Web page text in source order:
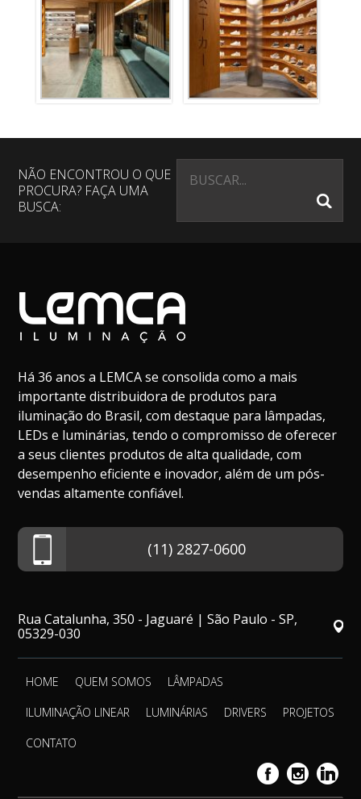
NÃO ENCONTROU O QUE
PROCURA? FAÇA UMA
BUSCA:
Há 36 anos a LEMCA se consolida como a mais
importante distribuidora de produtos para
iluminação do Brasil, com destaque para lâmpadas,
LEDs e luminárias, tendo o compromisso de oferecer
a seus clientes produtos de alta qualidade, com
desempenho eficiente e inovador, além de um pós-
vendas altamente confiável.
(11) 2827-0600
Rua Catalunha, 350 - Jaguaré | São Paulo - SP,
05329-030
HOME QUEM SOMOS
LÂMPADAS
ILUMINAÇÃO LINEAR
LUMINÁRIAS DRIVERS
PROJETOS
CONTATO